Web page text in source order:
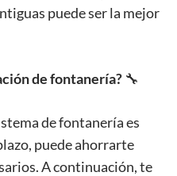
puede ser la mejor
de fontanería? 🔧
de fontanería es
puede ahorrarte
A continuación, te